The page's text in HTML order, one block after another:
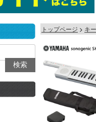
トップページ キ